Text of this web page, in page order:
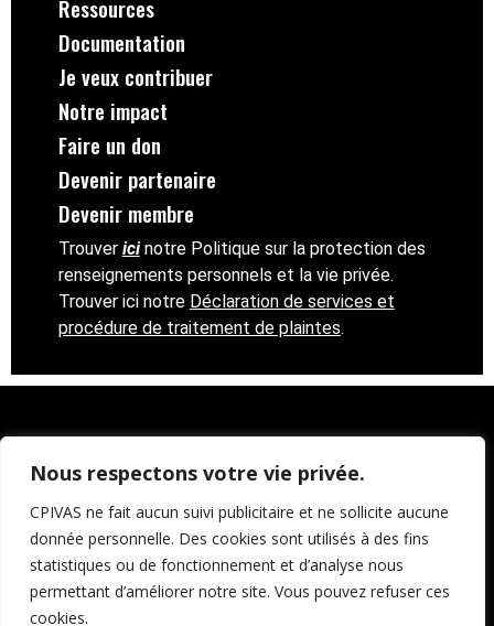
Nous respectons votre vie privée.
CPIVAS ne fait aucun suivi publicitaire et ne sollicite aucune
donnée personnelle. Des cookies sont utilisés à des fins
statistiques ou de fonctionnement et d’analyse nous
permettant d’améliorer notre site. Vous pouvez refuser ces
cookies.
Ressources
Documentation
Je veux contribuer
Notre impact
Faire un don
Devenir partenaire
Devenir membre
Trouver icinotre Politique sur la protection des
renseignements personnels et la vie privée.
Trouver ici notre Déclaration de services et
procédure de traitement de plaintes.